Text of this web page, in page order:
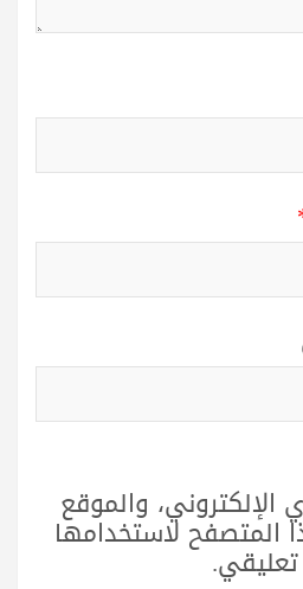
والموقع
المتصفح لاستخدامها